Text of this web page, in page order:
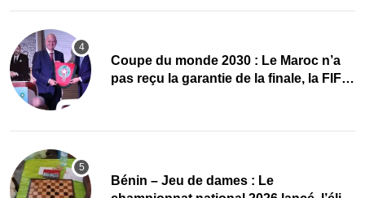
Coupe du monde 2030 : Le Maroc n’a
pas reçu la garantie de la finale, la FIFA
Bénin – Jeu de dames : Le